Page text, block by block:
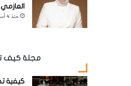
العازمي
منذ 4 أسابيع
مجلة كيف
كيفية